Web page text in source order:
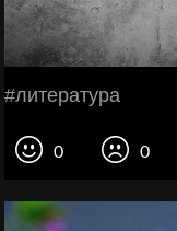
#литература
0 0